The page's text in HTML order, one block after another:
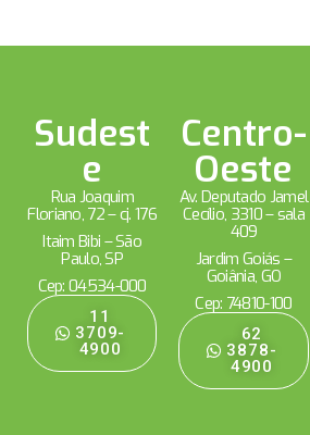
Sudest
e
Rua Joaquim
Floriano, 72 – cj. 176
Itaim Bibi – São
Paulo, SP
Cep: 04534-000
11
3709-
4900
Centro-
Oeste
Av. Deputado Jamel
Cecílio, 3310 – sala
409
Jardim Goiás –
Goiânia, GO
Cep: 74810-100
62
3878-
4900